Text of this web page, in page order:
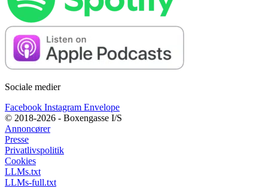
Sociale medier
Facebook Instagram Envelope
© 2018-2026 - Boxengasse I/S
Annoncører
Presse
Privatlivspolitik
Cookies
LLMs.txt
LLMs-full.txt